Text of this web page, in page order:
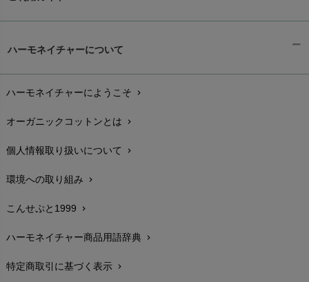
配送と送料chevron_right
在庫状況と発送予定chevron_right
サイズ・寸法chevron_right
生地・素材chevron_right
お手入れについて
レビューを書こうchevron_right
返品交換chevron_right
ハーモネイチャーについて
ハーモネイチャーにようこそ chevron_right
オーガニックコットンとは chevron_right
個人情報取り扱いについて chevron_right
環境への取り組み chevron_right
こんせぷと1999 chevron_right
ハーモネイチャー商品用語辞典 chevron_right
特定商取引に基づく表示 chevron_right